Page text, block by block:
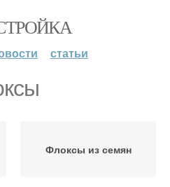
статьи
Флоксы из семян